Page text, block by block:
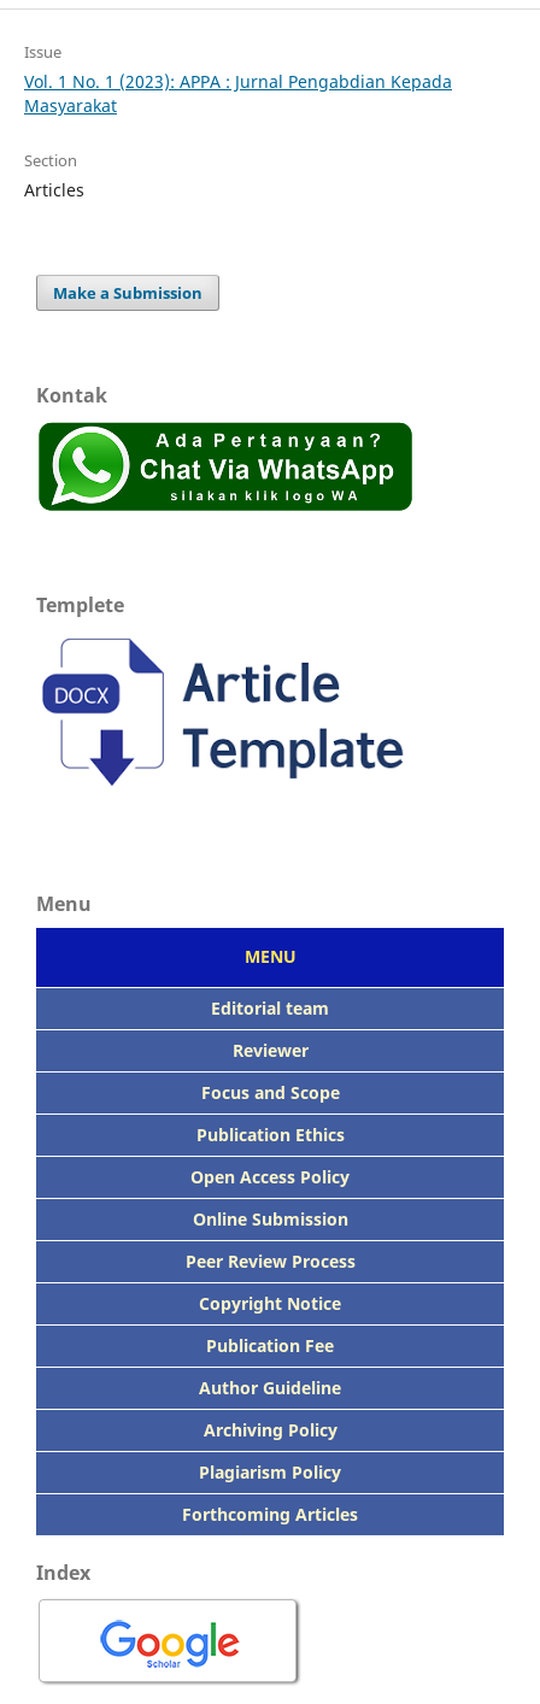
Issue
Vol. 1 No. 1 (2023): APPA : Jurnal Pengabdian Kepada
Masyarakat
Section
Articles
Make a Submission
Kontak
Templete
Menu
MENU
Editorial team
Reviewer
Focus and Scope
Publication Ethics
Open Access Policy
Online Submission
Peer Review Process
Copyright Notice
Publication Fee
Author Guideline
Archiving Policy
Plagiarism Policy
Forthcoming Articles
Index